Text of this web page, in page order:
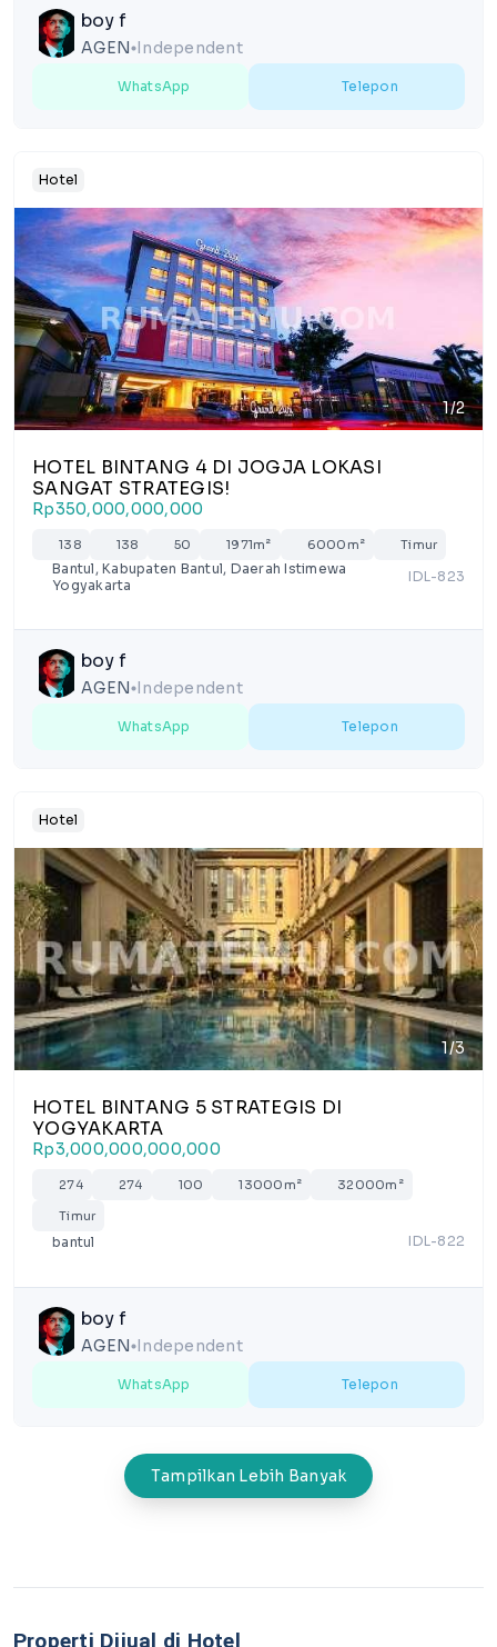
boy f
AGEN lens Independent
WhatsApp Telepon
Hotel
1/2
HOTEL BINTANG 4 DI JOGJA LOKASI
SANGAT STRATEGIS!
Rp350,000,000,000
138 138 50 1971m² 6000m² Timur
Bantul, Kabupaten Bantul, Daerah Istimewa
Yogyakarta
IDL-823
boy f
AGEN lens Independent
WhatsApp Telepon
Hotel
1/3
HOTEL BINTANG 5 STRATEGIS DI
YOGYAKARTA
Rp3,000,000,000,000
274 274 100 13000m²
32000m²
Timur
bantul IDL-822
boy f
AGEN lens Independent
WhatsApp Telepon
Tampilkan Lebih Banyak
Properti Dijual di Hotel